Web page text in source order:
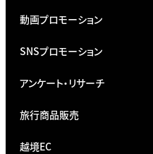
動画プロモーション
SNSプロモーション
アンケート・リサーチ
旅行商品販売
越境EC